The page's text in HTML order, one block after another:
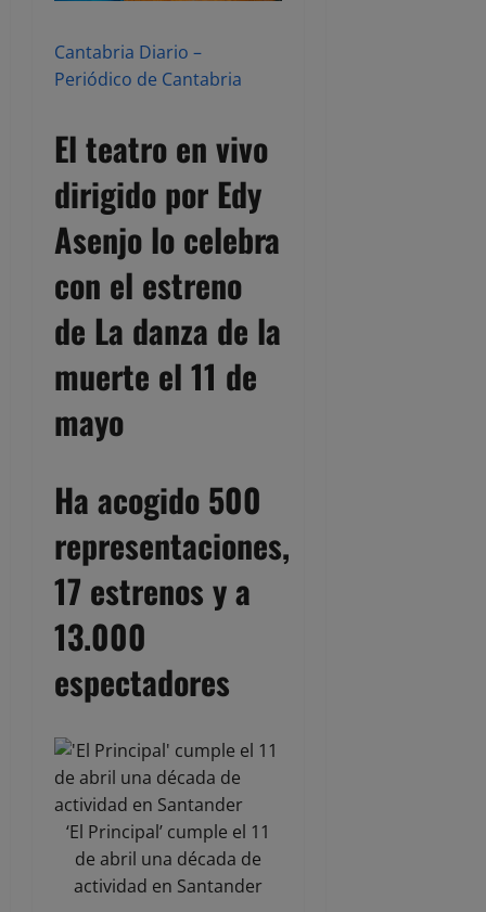
Cantabria Diario –
Periódico de Cantabria
El teatro en vivo
dirigido por Edy
Asenjo lo celebra
con el estreno
de La danza de la
muerte el 11 de
mayo
Ha acogido 500
representaciones,
17 estrenos y a
13.000
espectadores
‘El Principal’ cumple el 11
de abril una década de
actividad en Santander